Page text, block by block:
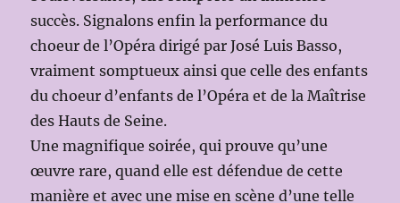
succès. Signalons enfin la performance du
choeur de l’Opéra dirigé par José Luis Basso,
vraiment somptueux ainsi que celle des enfants
du choeur d’enfants de l’Opéra et de la Maîtrise
des Hauts de Seine.
Une magnifique soirée, qui prouve qu’une
œuvre rare, quand elle est défendue de cette
manière et avec une mise en scène d’une telle